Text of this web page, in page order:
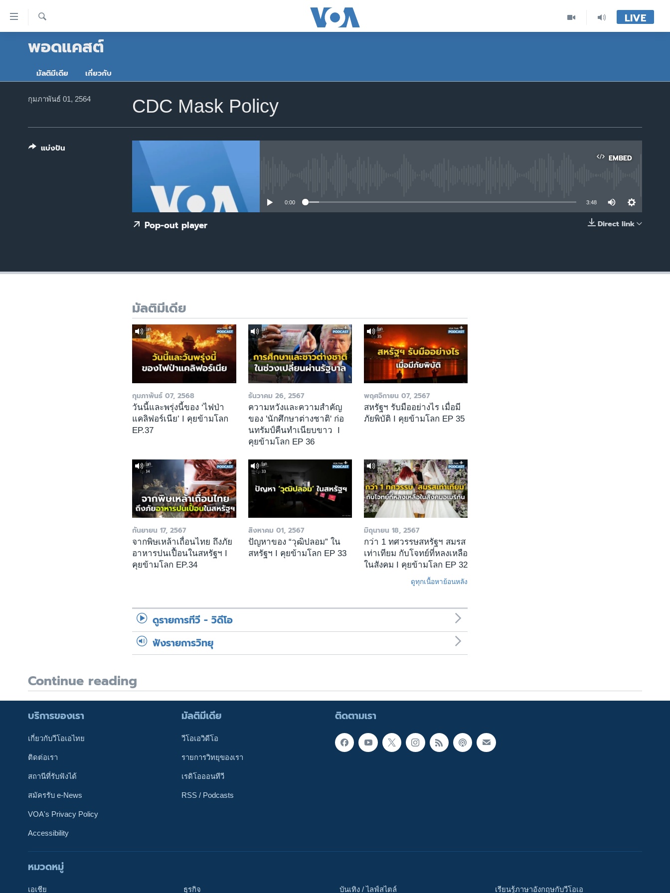
เนื้อหา
หน้าหลัก
เอเชีย
สหรัฐฯ
วิทยาศาสตร์
ติดตามเรา
LIVE
พอดแคสต์
มัลติมีเดีย เกี่ยวกับ
CDC Mask Policy
กุมภาพันธ์ 01, 2564
EMBED
EMBED
0:00 3:48
Direct link
Pop-out player
แบ่งปัน
มัลติมีเดีย
กุมภาพันธ์ 07, 2568
วันนี้และพรุ่งนี้ของ ‘ไฟป่า
แคลิฟอร์เนีย’ I คุยข้ามโลก
EP.37
ธันวาคม 26, 2567
ความหวังและความสำคัญ
ของ 'นักศึกษาต่างชาติ' ก่อ
นทรัมป์คืนทำเนียบขาว I
คุยข้ามโลก EP 36
พฤศจิกายน 07, 2567
สหรัฐฯ รับมืออย่างไร เมื่อมี
ภัยพิบัติ I คุยข้ามโลก EP 35
กันยายน 17, 2567
จากพิษเหล้าเถื่อนไทย ถึงภัย
อาหารปนเปื้อนในสหรัฐฯ I
คุยข้ามโลก EP.34
สิงหาคม 01, 2567
ปัญหาของ “วุฒิปลอม” ใน
สหรัฐฯ I คุยข้ามโลก EP 33
มิถุนายน 18, 2567
กว่า 1 ทศวรรษสหรัฐฯ สมรส
เท่าเทียม กับโจทย์ที่หลงเหลือ
ในสังคม I คุยข้ามโลก EP 32
ดูทุกเนื้อหาย้อนหลัง
ดูรายการทีวี - วิดีโอ
ฟังรายการวิทยุ
Continue reading
ติดตามเรา
บริการของเรา
เกี่ยวกับวีโอเอไทย
ติดต่อเรา
สถานีที่รับฟังได้
สมัครรับ e-News
VOA's Privacy Policy
Accessibility
มัลติมีเดีย
วีโอเอวิดีโอ
รายการวิทยุของเรา
เรดิโอออนทีวี
RSS / Podcasts
หมวดหมู่
เอเชีย ธุรกิจ บันเทิง / ไลฟ์สไตล์ เรียนรู้ภาษาอังกฤษกับวีโอเอ